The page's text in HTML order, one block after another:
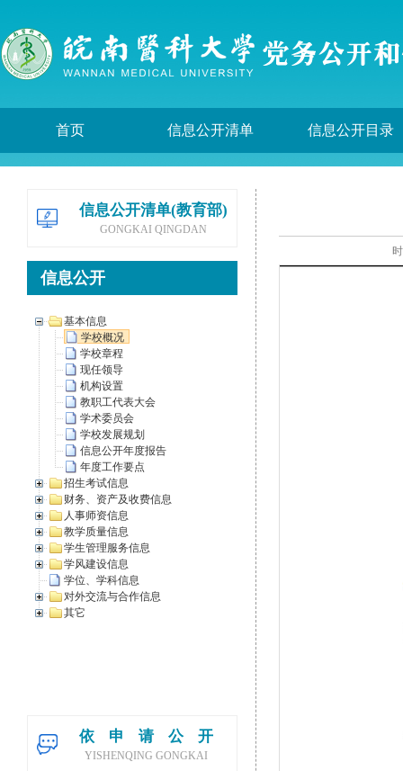
首页 信息公开清单 信息公开目录
信息公开清单(教育部)
GONGKAI QINGDAN
信息公开
基本信息
学校概况
学校章程
现任领导
机构设置
教职工代表大会
学术委员会
学校发展规划
信息公开年度报告
年度工作要点
招生考试信息
财务、资产及收费信息
人事师资信息
教学质量信息
学生管理服务信息
学风建设信息
学位、学科信息
对外交流与合作信息
其它
依申请公开
YISHENQING GONGKAI